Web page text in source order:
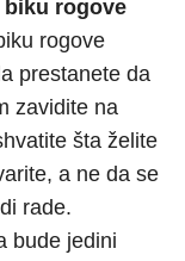
rogove
rogove
prestanete da
zavidite na
šta želite
a ne da se
rade.
bude jedini